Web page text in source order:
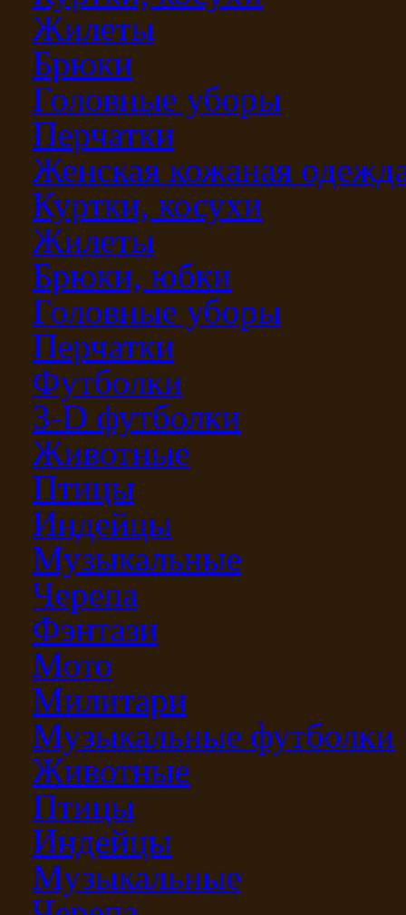
Жилеты
Брюки
Головные уборы
Перчатки
Женская кожаная
Куртки, косухи
Жилеты
Брюки, юбки
Головные уборы
Перчатки
Футболки
3-D футболки
Животные
Птицы
Индейцы
Музыкальные
Черепа
Фэнтази
Мото
Милитари
Музыкальные футболки
Животные
Птицы
Индейцы
Музыкальные